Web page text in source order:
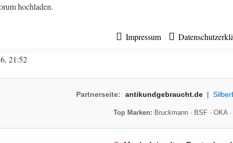
hochladen.
Impressum
21:52
Partnerseite: antikundgebraucht.de |
Top Marken: Bruckmann· BSF· OKA·